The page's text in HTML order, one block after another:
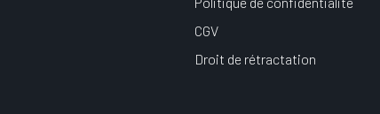
CGV
Droit de rétractation